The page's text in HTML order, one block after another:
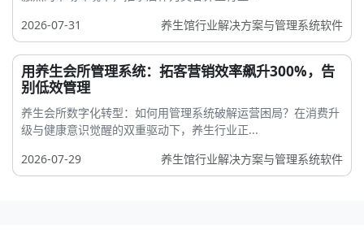
2026-07-31
养生馆行业解决方案与管理系统软件
用养生会所管理系统：拓客营销效率飙升300%，告
别低效管理
养生会所数字化转型：如何用管理系统破解运营困局？在消费升
级与健康意识觉醒的双重驱动下，养生行业正...
2026-07-29
养生馆行业解决方案与管理系统软件